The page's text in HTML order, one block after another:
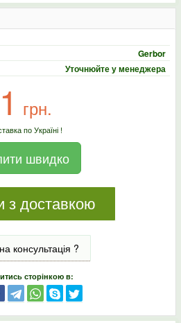
Gerbor
Уточнюйте у менеджера
1 грн.
по Україні !
швидко
з доставкою
консультація ?
сторінкою в: